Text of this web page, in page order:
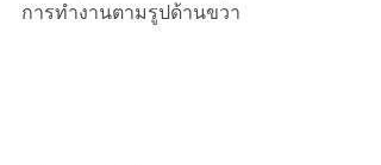
การทำงานตามรูปด้านขวา